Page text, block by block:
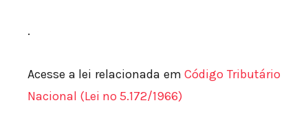
.
Acesse a lei relacionada emCódigo Tributário
Nacional (Lei nº 5.172/1966)